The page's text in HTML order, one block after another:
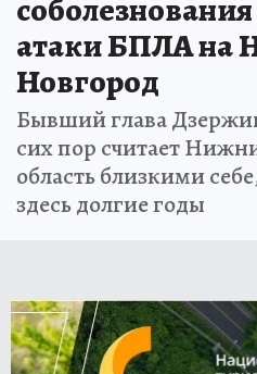
атаки БПЛА на
Новгород
Бывший глава
сих пор считает
область близкими
здесь долгие годы